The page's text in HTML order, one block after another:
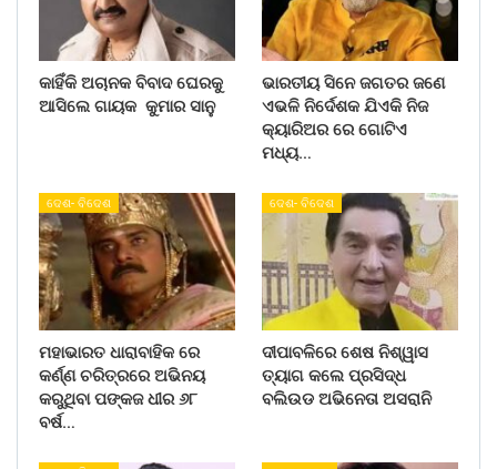
କାହିଁକି ଅଚାନକ ବିବାଦ ଘେରକୁ
ଆସିଲେ ଗାୟକ କୁମାର ସାନୁ
ଭାରତୀୟ ସିନେ ଜଗତର ଜଣେ
ଏଭଳି ନିର୍ଦେଶକ ଯିଏକି ନିଜ
କ୍ୟାରିଅର ରେ ଗୋଟିଏ
ମଧ୍ୟ…
ଦେଶ- ବିଦେଶ
ମହାଭାରତ ଧାରାବାହିକ ରେ
କର୍ଣ୍ଣ ଚରିତ୍ରରେ ଅଭିନୟ
କରୁଥିବା ପଙ୍କଜ ଧୀର ୬୮
ବର୍ଷ…
ଦେଶ- ବିଦେଶ
ଦୀପାବଳିରେ ଶେଷ ନିଶ୍ୱାସ
ତ୍ୟାଗ କଲେ ପ୍ରସିଦ୍ଧ
ବଲିଉଡ ଅଭିନେତା ଅସରାନି